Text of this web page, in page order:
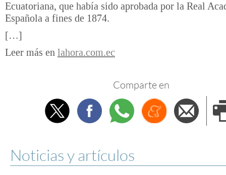
Ecuatoriana, que había sido aprobada por la Real
Española a fines de 1874.
[…]
Leer más en lahora.com.ec
Comparte en
TwitterFacebookWhatsappMenéame
Noticias y artículos